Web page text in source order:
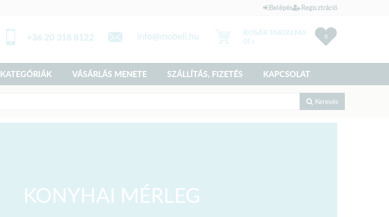
Belépés Regisztráció
0
KOSÁR TARTALMA
0Ft
+36 20 318 8122
KATEGÓRIÁK VÁSÁRLÁS MENETE SZÁLLÍTÁS, FIZETÉS KAPCSOLAT
Keresés
KONYHAI MÉRLEG